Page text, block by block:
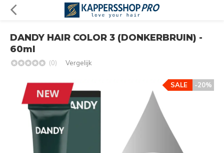
DANDY HAIR COLOR 3 (DONKERBRUIN) -
60ml
(0) Vergelijk
-20%
SALE